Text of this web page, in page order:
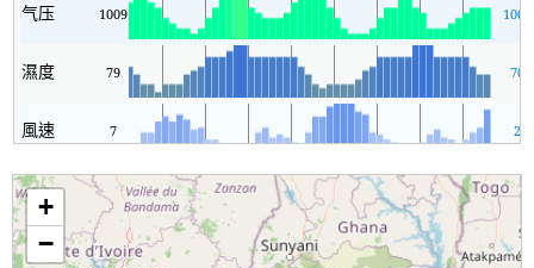
气压 1009 1007
濕度 79 70
風速 7 2
+
−